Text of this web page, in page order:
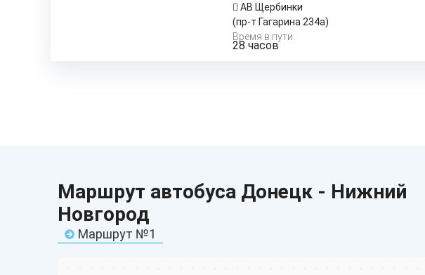
АВ Щербинки
(пр-т Гагарина 234а)
Время в пути:
28 часов
Маршрут автобуса Донецк - Нижний
Новгород
Маршрут №1